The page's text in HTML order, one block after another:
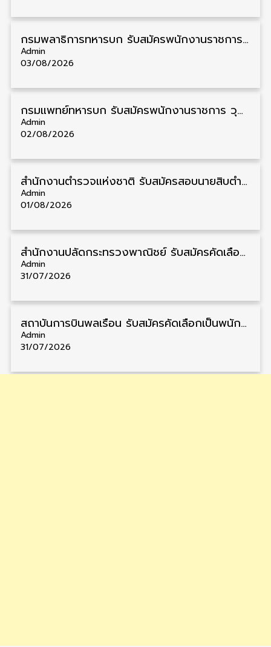
กรมพลาธิการทหารบก รับสมัครพนักงานราชการ วุฒิ ม.3/ม.6/ปวช. 66 อัตรา รับสมัคร 10 – 17 สิงหาคม
Admin
03/08/2026
กรมแพทย์ทหารบก รับสมัครพนักงานราชการ วุฒิ ม.3/ม.6/ปวช./ปวท./ปวส. 6 อัตรา รับสมัคร 3 – 7 สิงหาคม
Admin
02/08/2026
สำนักงานตำรวจแห่งชาติ รับสมัครสอบนายสิบตำรวจ วุฒิ ม.6/ปวช. 6,000 อัตรา รับสมัคร 8 – 19 สิงหาคม
Admin
01/08/2026
สำนักงานปลัดกระทรวงพาณิชย์ รับสมัครคัดเลือกพนักงานราชการ วุฒิ ปวส./ป.ตรี 11 อัตรา รับสมัคร 10 – 21 สิงหาคม
Admin
31/07/2026
สถาบันการบินพลเรือน รับสมัครคัดเลือกเป็นพนักงาน วุฒิ ป.ตรี/ป.โท/ป.เอก 11 อัตรา รับสมัคร 27 กรกฎาคม – 10 สิงหาคม
Admin
31/07/2026